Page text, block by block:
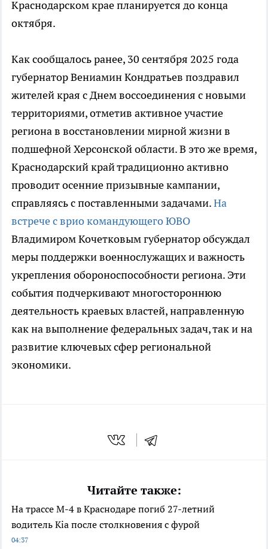
Краснодарском крае планируется до конца
октября.
Как сообщалось ранее, 30 сентября 2025 года
губернатор Вениамин Кондратьев поздравил
жителей края с Днем воссоединения с новыми
территориями, отметив активное участие
региона в восстановлении мирной жизни в
подшефной Херсонской области. В это же время,
Краснодарский край традиционно активно
проводит осенние призывные кампании,
справляясь с поставленными задачами.На
встрече с врио командующего ЮВО
Владимиром Кочетковым губернатор обсуждал
меры поддержки военнослужащих и важность
укрепления обороноспособности региона. Эти
события подчеркивают многостороннюю
деятельность краевых властей, направленную
как на выполнение федеральных задач, так и на
развитие ключевых сфер региональной
экономики.
Читайте также:
На трассе М-4 в Краснодаре погиб 27-летний
водитель Kia после столкновения с фурой
04:37